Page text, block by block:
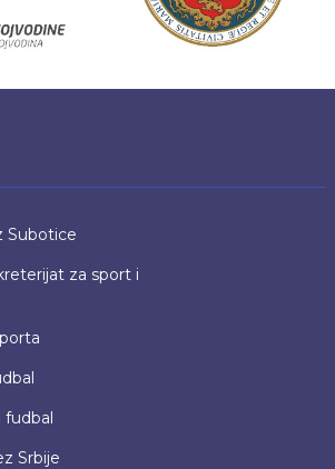
Subotice
za sport i
fudbal
Srbije